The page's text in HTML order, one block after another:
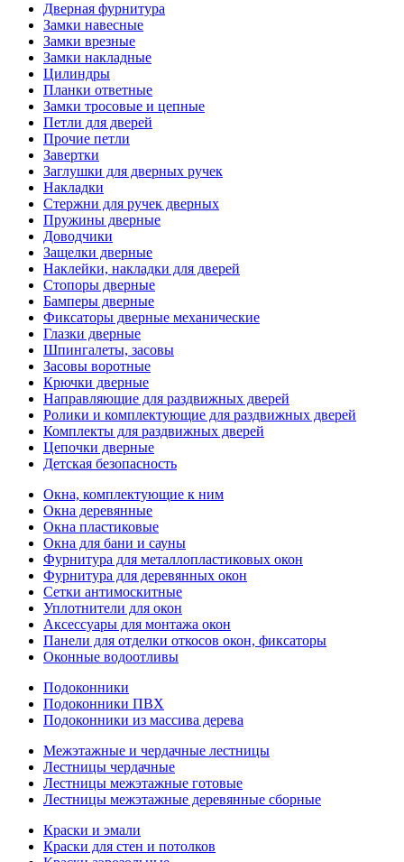
Дверная фурнитура
Замки навесные
Замки врезные
Замки накладные
Цилиндры
Планки ответные
Замки тросовые и цепные
Петли для дверей
Прочие петли
Завертки
Заглушки для дверных ручек
Накладки
Стержни для ручек дверных
Пружины дверные
Доводчики
Защелки дверные
Наклейки, накладки для дверей
Стопоры дверные
Бамперы дверные
Фиксаторы дверные механические
Глазки дверные
Шпингалеты, засовы
Засовы воротные
Крючки дверные
Направляющие для раздвижных дверей
Ролики и комплектующие для раздвижных дверей
Комплекты для раздвижных дверей
Цепочки дверные
Детская безопасность
Окна, комплектующие к ним
Окна деревянные
Окна пластиковые
Окна для бани и сауны
Фурнитура для металлопластиковых окон
Фурнитура для деревянных окон
Сетки антимоскитные
Уплотнители для окон
Аксессуары для монтажа окон
Панели для отделки откосов окон, фиксаторы
Оконные водоотливы
Подоконники
Подоконники ПВХ
Подоконники из массива дерева
Межэтажные и чердачные лестницы
Лестницы чердачные
Лестницы межэтажные готовые
Лестницы межэтажные деревянные сборные
Краски и эмали
Краски для стен и потолков